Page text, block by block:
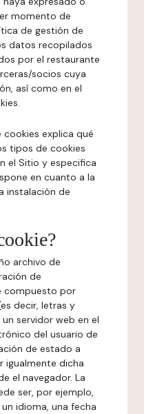
momento de
de gestión de
datos recopilados
por el restaurante
socios cuya
así como en el
explica qué
tipos de cookies
el Sitio y especifica
en cuanto a la
instalación de
archivo de
de
compuesto por
decir, letras y
servidor web en el
del usuario de
de estado a
igualmente dicha
el navegador. La
ser, por ejemplo,
idioma, una fecha